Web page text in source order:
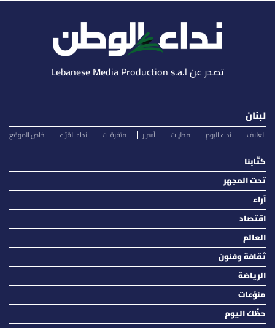
تصدر عن Lebanese Media Production s.a.l
لبنان
الغلاف نداء اليوم محليات أسرار متفرقات نداء القرّاء خاص الموقع
كتّابنا
تحت المجهر
آراء
اقتصاد
العالم
ثقافة وفنون
الرياضة
منوّعات
حظّك اليوم